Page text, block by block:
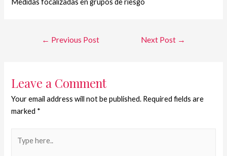
← Previous Post Next Post →
Leave a Comment
Your email address will not be published. Required fields are
marked *